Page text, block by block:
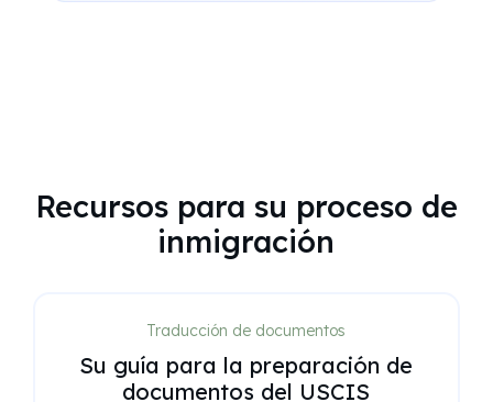
Recursos para su proceso de
inmigración
Traducción de documentos
Su guía para la preparación de
documentos del USCIS